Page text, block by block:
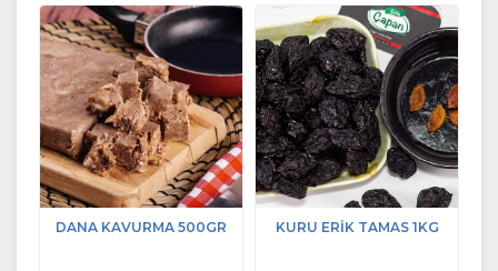
Ekle
DANA KAVURMA 500GR KURU ERİK TAMAS 1KG